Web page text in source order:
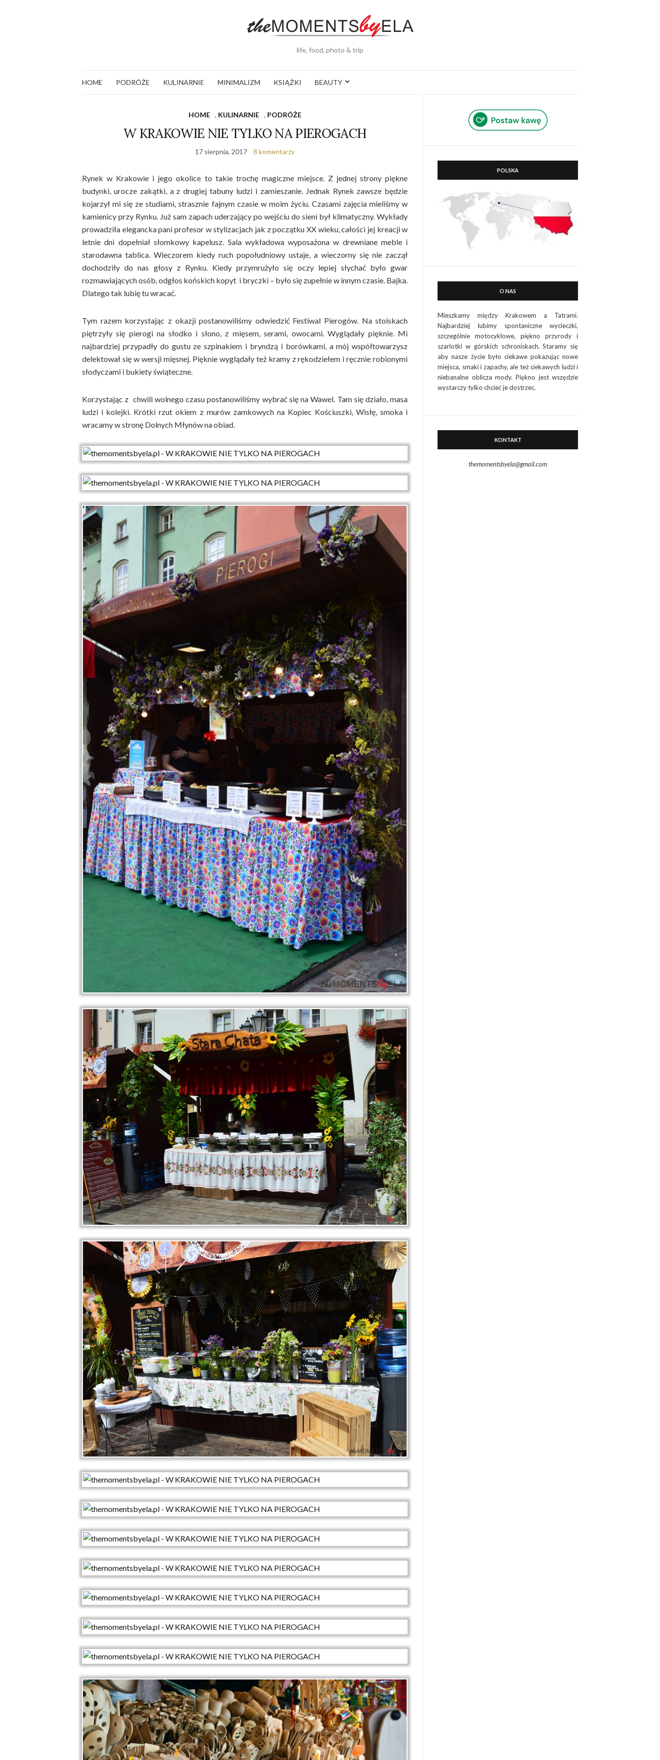
life, food, photo & trip
HOME PODRÓŻE KULINARNIE MINIMALIZM KSIĄŻKI BEAUTY
HOME , KULINARNIE , PODRÓŻE
W KRAKOWIE NIE TYLKO NA PIEROGACH
17 sierpnia, 2017 8 komentarzy
Rynek w Krakowie i jego okolice to takie trochę magiczne miejsce. Z jednej strony piękne
budynki, urocze zakątki, a z drugiej tabuny ludzi i zamieszanie. Jednak Rynek zawsze będzie
kojarzył mi się ze studiami, strasznie fajnym czasie w moim życiu. Czasami zajęcia mieliśmy w
kamienicy przy Rynku. Już sam zapach uderzający po wejściu do sieni był klimatyczny. Wykłady
prowadziła elegancka pani profesor w stylizacjach jak z początku XX wieku, całości jej kreacji w
letnie dni dopełniał słomkowy kapelusz. Sala wykładowa wyposażona w drewniane meble i
starodawna tablica. Wieczorem kiedy ruch popołudniowy ustaje, a wieczorny się nie zaczął
dochodziły do nas głosy z Rynku. Kiedy przymrużyło się oczy lepiej słychać było gwar
rozmawiających osób, odgłos końskich kopyt i bryczki – było się zupełnie w innym czasie. Bajka.
Dlatego tak lubię tu wracać.
Tym razem korzystając z okazji postanowiliśmy odwiedzić Festiwal Pierogów. Na stoiskach
piętrzyły się pierogi na słodko i słono, z mięsem, serami, owocami. Wyglądały pięknie. Mi
najbardziej przypadły do gustu ze szpinakiem i bryndzą i borówkami, a mój współtowarzysz
delektował się w wersji mięsnej. Pięknie wyglądały też kramy z rękodziełem i ręcznie robionymi
słodyczami i bukiety świąteczne.
Korzystając z chwili wolnego czasu postanowiliśmy wybrać się na Wawel. Tam się działo, masa
ludzi i kolejki. Krótki rzut okiem z murów zamkowych na Kopiec Kościuszki, Wisłę, smoka i
wracamy w stronę Dolnych Młynów na obiad.
POLSKA
O NAS
Mieszkamy między Krakowem a Tatrami.
Najbardziej lubimy spontaniczne wycieczki,
szczególnie motocyklowe, piękno przyrody i
szarlotki w górskich schroniskach. Staramy się
aby nasze życie było ciekawe pokazując nowe
miejsca, smaki i zapachy, ale też ciekawych ludzi i
niebanalne oblicza mody. Piękno jest wszędzie
wystarczy tylko chcieć je dostrzec.
KONTAKT
themomentsbyela@gmail.com